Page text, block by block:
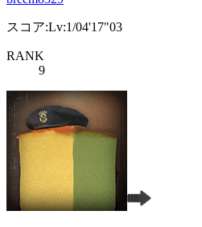
スコア:Lv:1/04'17"03
RANK
9